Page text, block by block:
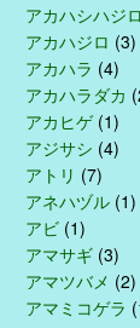
アカハシハジロ
アカハジロ (3)
アカハラ (4)
アカハラダカ
アカヒゲ(1)
アジサシ (4)
アトリ (7)
アネハヅル (1)
アビ (1)
アマサギ (3)
アマツバメ (2)
アマミコゲラ